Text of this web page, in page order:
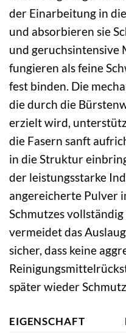
der Einarbeitung in
und absorbieren sie
und geruchsintensive
fungieren als feine
fest binden. Die
die durch die
erzielt wird,
die Fasern sanft
in die Struktur
der leistungsstarke
angereicherte Pulver
Schmutzes
vermeidet das
sicher, dass keine
später wieder
EIGENSCHAFT